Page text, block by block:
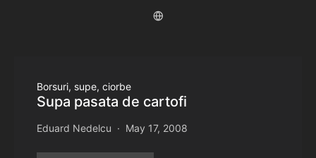
Borsuri, supe, ciorbe
Supa pasata de cartofi
Eduard Nedelcu May 17, 2008